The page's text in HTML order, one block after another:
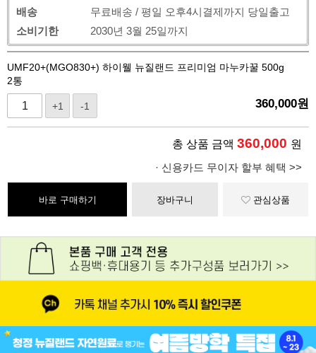
배송
무료배송 / 평일 오후4시결제까지 당일출고
소비기한
2030년 3월 25일까지
UMF20+(MGO830+) 하이웰 뉴질랜드 프리미엄 마누카꿀 500g
2통
+1 -1 360,000원
총 상품 금액 360,000 원
· 신용카드 무이자 할부 혜택 >>
바로 구매하기 장바구니 관심상품